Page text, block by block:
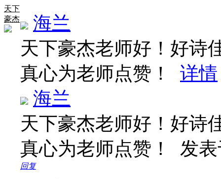
天下
豪杰
海兰
天下豪杰老师好！好诗
真心为老师点赞！ 详情
海兰
天下豪杰老师好！好诗
真心为老师点赞！ 发表
回复